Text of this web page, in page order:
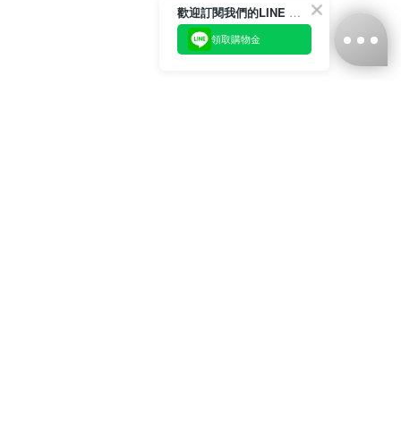
歡迎訂閱我們的LINE 官方帳號
領取購物金